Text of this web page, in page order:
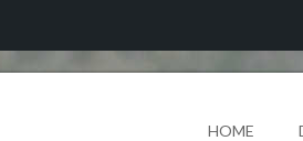
HOME